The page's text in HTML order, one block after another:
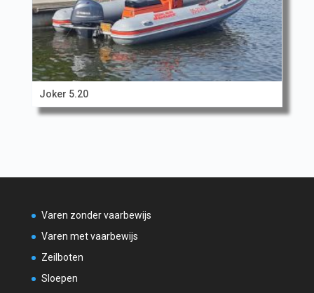
Joker 5.20
Varen zonder vaarbewijs
Varen met vaarbewijs
Zeilboten
Sloepen